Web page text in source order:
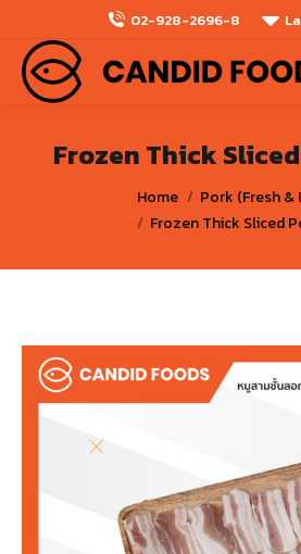
02-928-2696-8
Frozen Thick
Home
Pork (Fresh &
Frozen Thick Sliced